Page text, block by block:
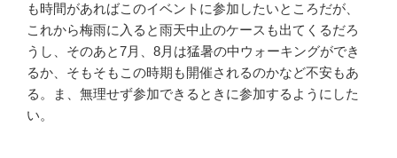
も時間があればこのイベントに参加したいところだが、
これから梅雨に入ると雨天中止のケースも出てくるだろ
うし、そのあと7月、8月は猛暑の中ウォーキングができ
るか、そもそもこの時期も開催されるのかなど不安もあ
る。ま、無理せず参加できるときに参加するようにした
い。